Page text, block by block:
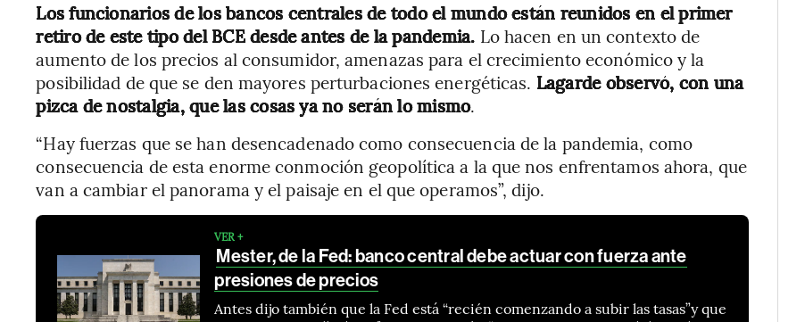
Los funcionarios de los bancos centrales de todo el mundo están reunidos en el primer
retiro de este tipo del BCE desde antes de la pandemia. Lo hacen en un contexto de
aumento de los precios al consumidor, amenazas para el crecimiento económico y la
posibilidad de que se den mayores perturbaciones energéticas. Lagarde observó, con una
pizca de nostalgia, que las cosas ya no serán lo mismo.
“Hay fuerzas que se han desencadenado como consecuencia de la pandemia, como
consecuencia de esta enorme conmoción geopolítica a la que nos enfrentamos ahora, que
van a cambiar el panorama y el paisaje en el que operamos”, dijo.
VER +
Mester, de la Fed: banco central debe actuar con fuerza ante
presiones de precios
Antes dijo también que la Fed está “recién comenzando a subir las tasas”y que